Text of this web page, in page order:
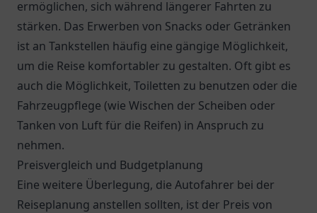
ermöglichen, sich während längerer Fahrten zu
stärken. Das Erwerben von Snacks oder Getränken
ist an Tankstellen häufig eine gängige Möglichkeit,
um die Reise komfortabler zu gestalten. Oft gibt es
auch die Möglichkeit, Toiletten zu benutzen oder die
Fahrzeugpflege (wie Wischen der Scheiben oder
Tanken von Luft für die Reifen) in Anspruch zu
nehmen.
Preisvergleich und Budgetplanung
Eine weitere Überlegung, die Autofahrer bei der
Reiseplanung anstellen sollten, ist der Preis von